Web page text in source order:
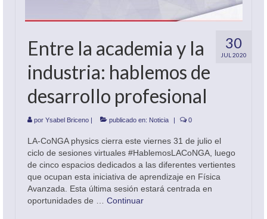
30
JUL 2020
Entre la academia y la
industria: hablemos de
desarrollo profesional
por Ysabel Briceno | publicado en: Noticia | 0
LA-CoNGA physics cierra este viernes 31 de julio el
ciclo de sesiones virtuales #HablemosLACoNGA, luego
de cinco espacios dedicados a las diferentes vertientes
que ocupan esta iniciativa de aprendizaje en Física
Avanzada. Esta última sesión estará centrada en
oportunidades de … Continuar